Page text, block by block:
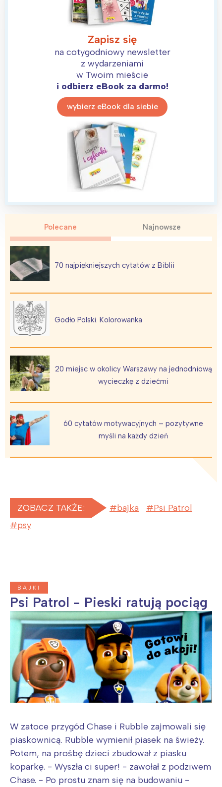
Zapisz się
na cotygodniowy newsletter
z wydarzeniami
w Twoim mieście
i odbierz eBook za darmo!
wybierz eBook dla siebie
Polecane Najnowsze
70 najpiękniejszych cytatów z Biblii
Godło Polski. Kolorowanka
20 miejsc w okolicy Warszawy na jednodniową
wycieczkę z dziećmi
60 cytatów motywacyjnych – pozytywne
myśli na każdy dzień
ZOBACZ TAKŻE: bajka
Psi Patrol
psy
BAJKI
Psi Patrol - Pieski ratują pociąg
W zatoce przygód Chase i Rubble zajmowali się
piaskownicą. Rubble wymienił piasek na świeży.
Potem, na prośbę dzieci zbudował z piasku
koparkę. - Wyszła ci super! - zawołał z podziwem
Chase. - Po prostu znam się na budowaniu -